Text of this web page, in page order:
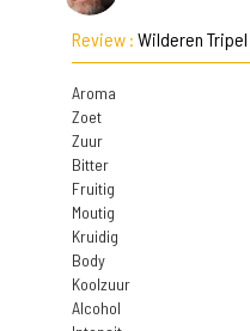
Review : Wilderen Tripel
Aroma
Zoet
Zuur
Bitter
Fruitig
Moutig
Kruidig
Body
Koolzuur
Alcohol